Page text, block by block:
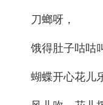
刀螂呀，
饿得肚子咕咕
蝴蝶开心花儿